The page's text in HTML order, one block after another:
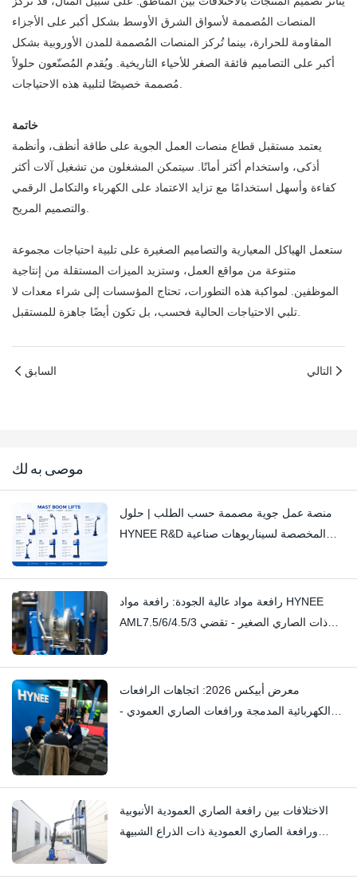
المنصات المُصممة لأسواق الشرق الأوسط بشكل أكبر على الأجزاء
المقاومة للحرارة، بينما تُركز المنصات المُصممة للمدن الأوروبية بشكل
أكبر على التصاميم فائقة الصغر للأحياء التاريخية. ويُقدم المُصنّعون حلولاً
مُصممة خصيصًا لتلبية هذه الاحتياجات.
خاتمة
يعتمد مستقبل قطاع منصات العمل الجوية على طاقة أنظف، وأنظمة
أذكى، واستخدام أكثر أمانًا. سيتمكن المشغلون من تشغيل آلات أكثر
كفاءة وأسهل استخدامًا مع تزايد الاعتماد على الكهرباء والتكامل الرقمي
والتصميم المريح.
ستعمل الهياكل المعيارية والتصاميم الصغيرة على تلبية احتياجات مجموعة
متنوعة من مواقع العمل، وستزيد الميزات المستقلة من إنتاجية
الموظفين. لمواكبة هذه التطورات، تحتاج المؤسسات إلى شراء معدات لا
تلبي الاحتياجات الحالية فحسب، بل تكون أيضًا جاهزة للمستقبل.
السابق التالي
موصى به لك
منصة عمل جوية مصممة حسب الطلب | حلول
HYNEE R&D المخصصة لسيناريوهات صناعية
رافعة مواد عالية الجودة: رافعة مواد HYNEE
AML7.5/6/4.5/3 ذات الصاري الصغير - تقضي
معرض أبيكس 2026: اتجاهات الرافعات
الكهربائية المدمجة ورافعات الصاري العمودي -
الاختلافات بين رافعة الصاري العمودية الأنبوبية
ورافعة الصاري العمودية ذات الذراع الشبيهة